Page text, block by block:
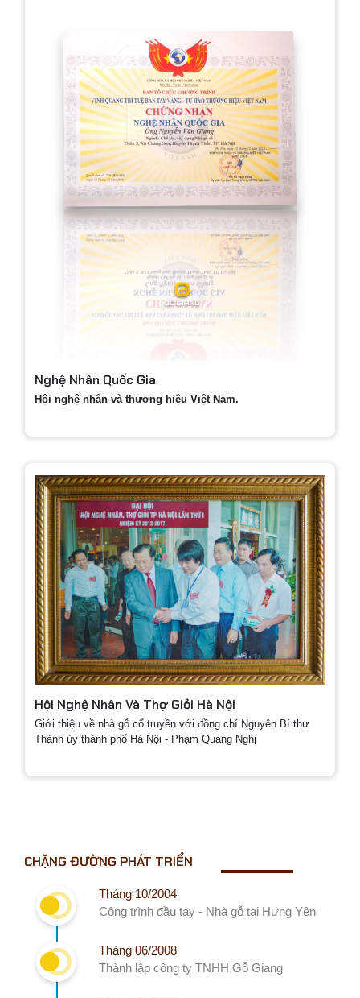
Nghệ Nhân Quốc Gia
Hội nghệ nhân và thương hiệu Việt Nam.
Hội Nghệ Nhân Và Thợ Giỏi Hà Nội
Giới thiệu về nhà gỗ cổ truyền với đồng chí Nguyên Bí thư
Thành ủy thành phố Hà Nội - Phạm Quang Nghị
CHẶNG ĐƯỜNG PHÁT TRIỂN
Tháng 10/2004
Công trình đầu tay - Nhà gỗ tại Hưng Yên
Tháng 06/2008
Thành lập công ty TNHH Gỗ Giang